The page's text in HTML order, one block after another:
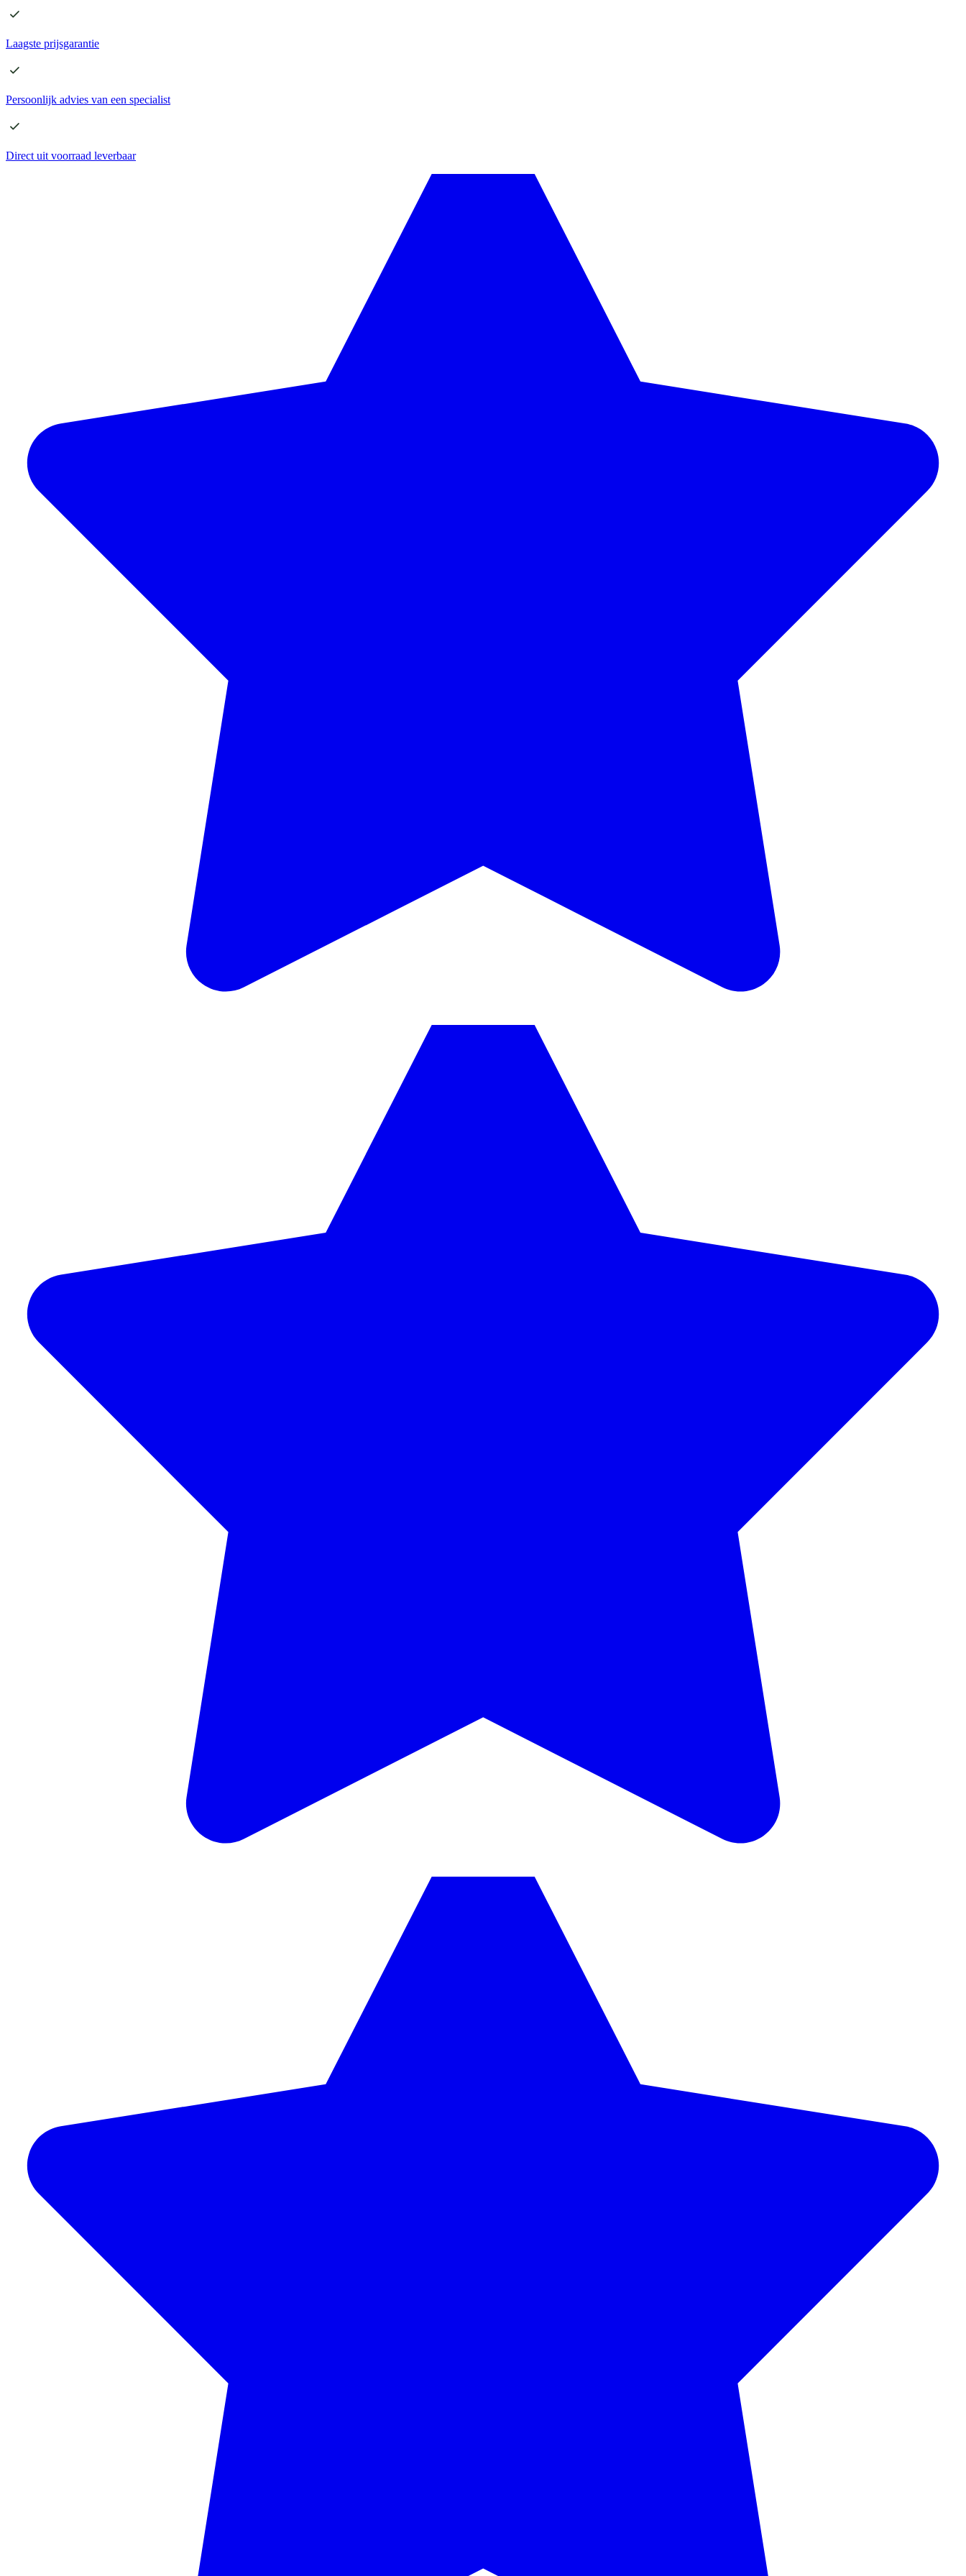
Laagste prijsgarantie
Persoonlijk advies van een specialist
Direct uit voorraad leverbaar